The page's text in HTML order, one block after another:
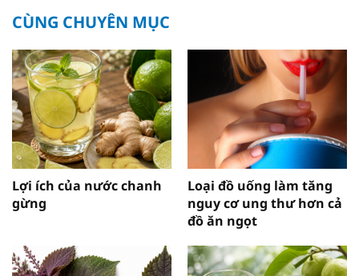
CÙNG CHUYÊN MỤC
Lợi ích của nước chanh
gừng
Loại đồ uống làm tăng
nguy cơ ung thư hơn cả
đồ ăn ngọt